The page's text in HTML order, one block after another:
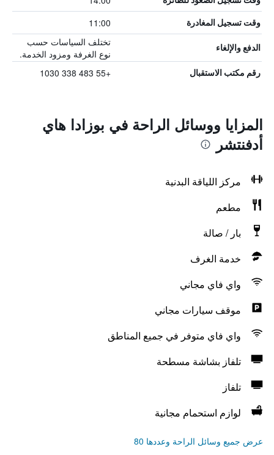
وقت تسجيل المغادرة 11:00
الدفع والإلغاء
تختلف السياسات حسب
نوع الغرفة ومزود الخدمة.
رقم مكتب الاستقبال +55 483 338 1030
المزايا ووسائل الراحة في بوزادا هاي
أدفنتشر
مركز اللياقة البدنية
مطعم
بار / صالة
خدمة الغرف
واي فاي مجاني
موقف سيارات مجاني
واي فاي متوفر في جميع المناطق
تلفاز بشاشة مسطحة
تلفاز
لوازم استحمام مجانية
عرض جميع وسائل الراحة وعددها 80